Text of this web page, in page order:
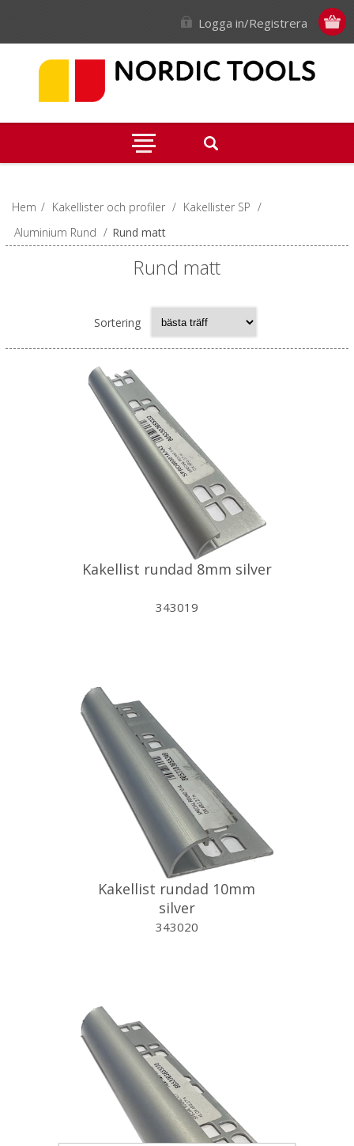
Logga in/Registrera
Hem / Kakellister och profiler / Kakellister SP /
Aluminium Rund / Rund matt
Rund matt
Sortering
Kakellist rundad 8mm silver
343019
Kakellist rundad 10mm
silver
343020